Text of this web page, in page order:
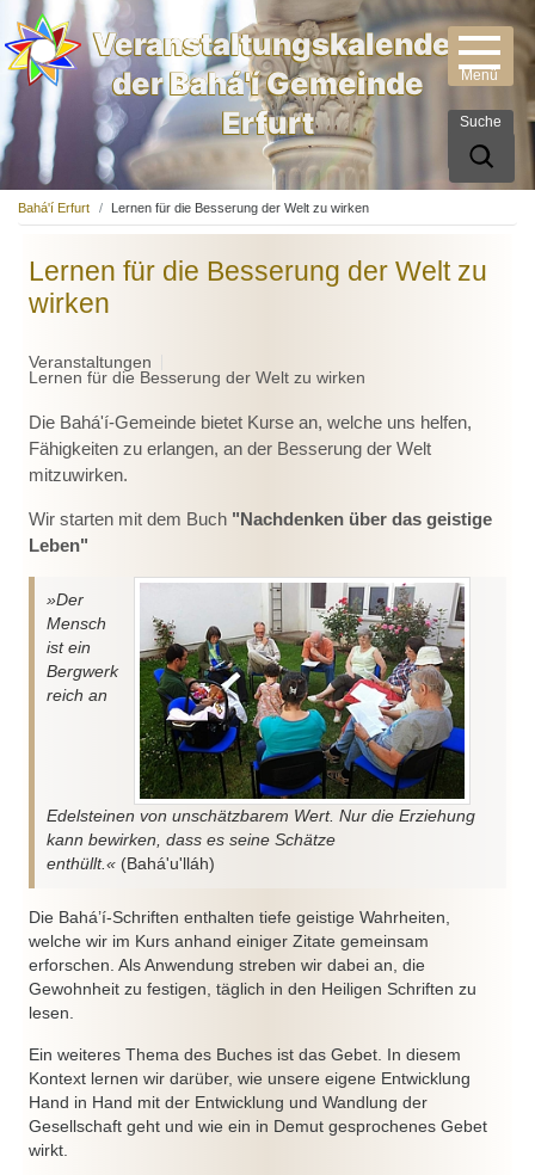
Suche
Veranstaltungskalender
der Bahá'í Gemeinde
Erfurt
Bahá'í Erfurt Lernen für die Besserung der Welt zu wirken
Lernen für die Besserung der Welt zu
wirken
Veranstaltungen
Lernen für die Besserung der Welt zu wirken
Die Bahá'í-Gemeinde bietet Kurse an, welche uns helfen,
Fähigkeiten zu erlangen, an der Besserung der Welt
mitzuwirken.
Wir starten mit dem Buch "Nachdenken über das geistige
Leben"
»Der
Mensch
ist ein
Bergwerk
reich an
Edelsteinen von unschätzbarem Wert. Nur die Erziehung
kann bewirken, dass es seine Schätze
enthüllt.« (Bahá'u'lláh)
Die Bahá’í-Schriften enthalten tiefe geistige Wahrheiten,
welche wir im Kurs anhand einiger Zitate gemeinsam
erforschen. Als Anwendung streben wir dabei an, die
Gewohnheit zu festigen, täglich in den Heiligen Schriften zu
lesen.
Ein weiteres Thema des Buches ist das Gebet. In diesem
Kontext lernen wir darüber, wie unsere eigene Entwicklung
Hand in Hand mit der Entwicklung und Wandlung der
Gesellschaft geht und wie ein in Demut gesprochenes Gebet
wirkt.